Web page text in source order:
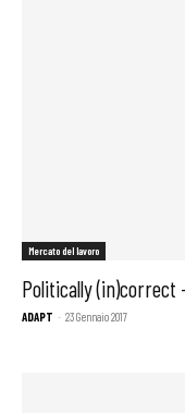
Mercato del lavoro
Politically (in)correct
ADAPT - 23 Gennaio 2017